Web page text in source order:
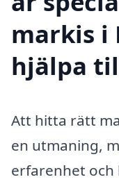
markis i
hjälpa
Att hitta rätt
en utmaning,
erfarenhet och